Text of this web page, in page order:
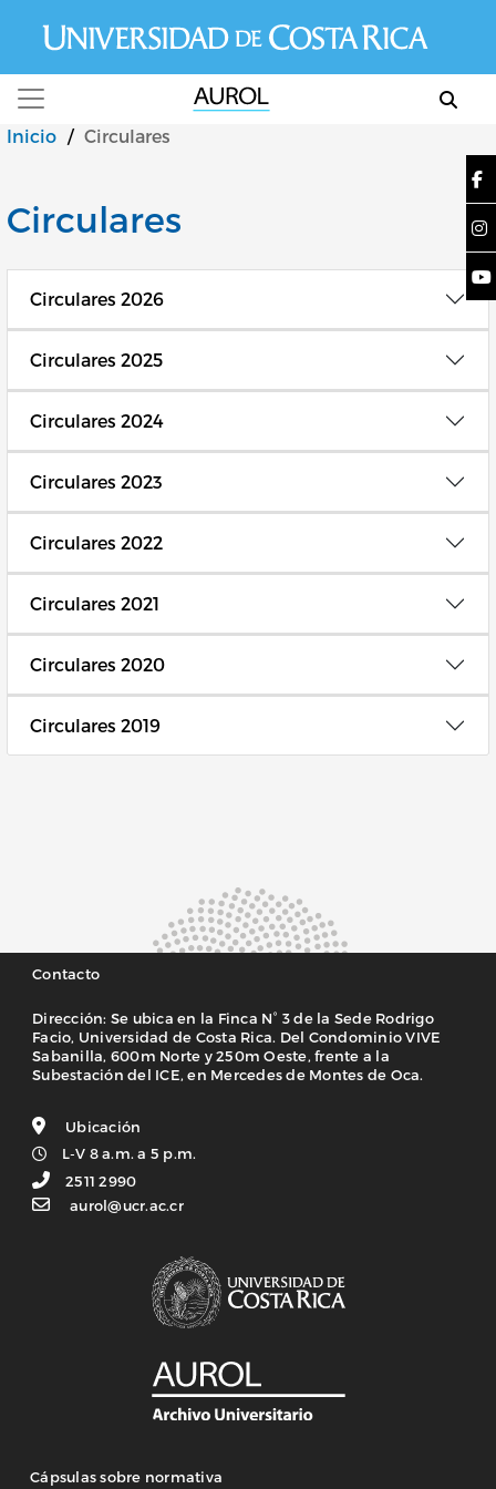
Inicio / Circulares
Circulares
Circulares 2026
Circulares 2025
Circulares 2024
Circulares 2023
Circulares 2022
Circulares 2021
Circulares 2020
Circulares 2019
Contacto
Dirección: Se ubica en la Finca N° 3 de la Sede Rodrigo
Facio, Universidad de Costa Rica. Del Condominio VIVE
Sabanilla, 600m Norte y 250m Oeste, frente a la
Subestación del ICE, en Mercedes de Montes de Oca.
Ubicación
L-V 8 a.m. a 5 p.m.
2511 2990
aurol@ucr.ac.cr
Cápsulas sobre normativa